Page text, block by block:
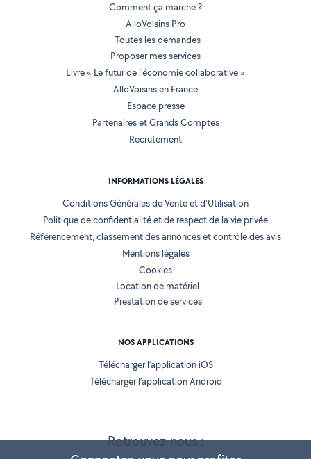
Retrouvez-nous :
Comment ça marche ?
AlloVoisins Pro
Toutes les demandes
Proposer mes services
Livre « Le futur de l'économie collaborative »
AlloVoisins en France
Espace presse
Partenaires et Grands Comptes
Recrutement
INFORMATIONS LÉGALES
Conditions Générales de Vente et d'Utilisation
Politique de confidentialité et de respect de la vie privée
Référencement, classement des annonces et contrôle des avis
Mentions légales
Cookies
Location de matériel
Prestation de services
NOS APPLICATIONS
Télécharger l’application iOS
Télécharger l’application Android